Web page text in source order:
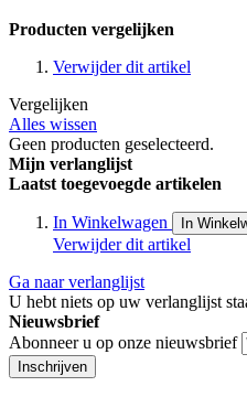
Producten vergelijken
Verwijder dit artikel
Vergelijken
Alles wissen
Geen producten geselecteerd.
Mijn verlanglijst
Laatst toegevoegde artikelen
In Winkelwagen In
Verwijder dit artikel
Ga naar verlanglijst
U hebt niets op uw verlanglijst
Nieuwsbrief
Abonneer u op onze nieuwsbrief
Inschrijven